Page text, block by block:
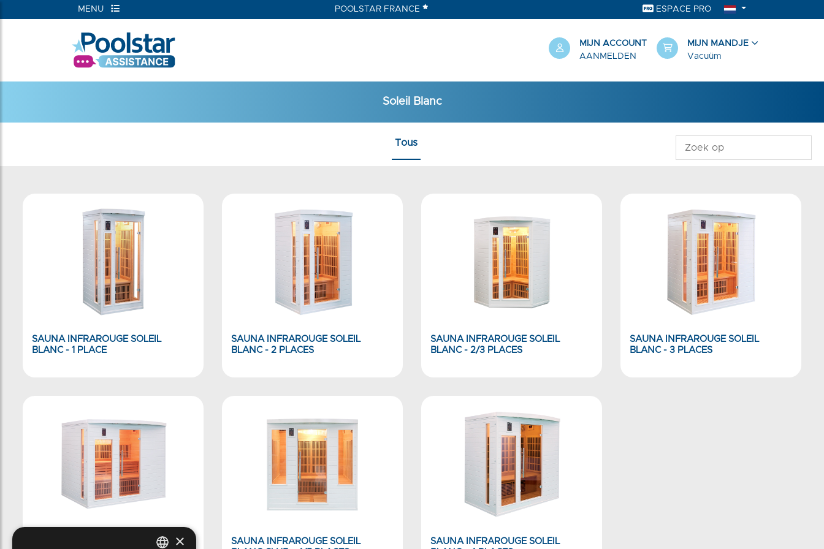
MENU POOLSTAR FRANCE ESPACE PRO
MIJN ACCOUNT
AANMELDEN
MIJN MANDJE
Vacuüm
Soleil Blanc
Tous
SAUNA INFRAROUGE SOLEIL
BLANC - 1 PLACE
SAUNA INFRAROUGE SOLEIL
BLANC - 2 PLACES
SAUNA INFRAROUGE SOLEIL
BLANC - 2/3 PLACES
SAUNA INFRAROUGE SOLEIL
BLANC - 3 PLACES
SAUNA INFRAROUGE SOLEIL
SAUNA INFRAROUGE SOLEIL
SAUNA INFRAROUGE SOLEIL
×